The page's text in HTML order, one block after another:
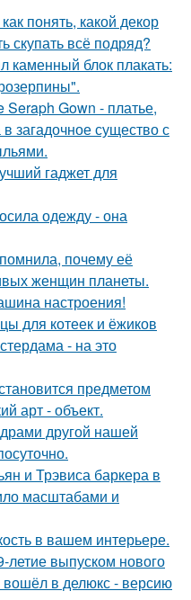
понять, какой декор
скупать всё подряд?
каменный блок плакать:
Gown - платье,
загадочное существо с
гаджет для
одежду - она
почему её
женщин планеты.
настроения!
для котеек и ёжиков
- на это
предметом
арт - объект.
другой нашей
и Трэвиса баркера в
масштабами и
в вашем интерьере.
летие выпуском нового
вошёл в делюкс - версию